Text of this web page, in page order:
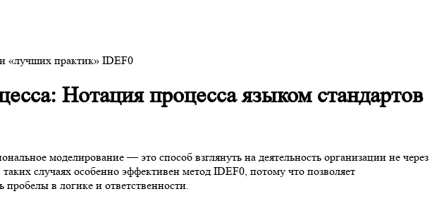
«лучших практик» IDEF0
Нотация процесса языком стандартов
моделирование — это способ взглянуть на деятельность организации не через
случаях особенно эффективен метод IDEF0, потому что позволяет
в логике и ответственности.